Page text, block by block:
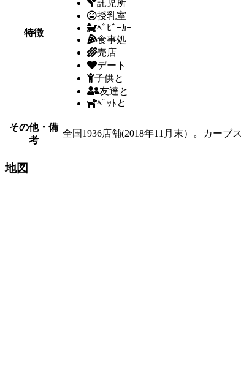
特徴
託児所
授乳室
ﾍﾞﾋﾞｰｶｰ
食事処
売店
デート
子供と
友達と
ﾍﾟｯﾄと
その他・備
考
全国1936店舗(2018年11月末）。カーブ
地図